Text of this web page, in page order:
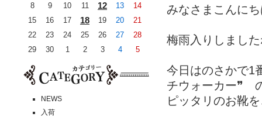
みなさまこんに
梅雨入りしまし
今日はのさかで1
チウォーカー❞
ピッタリのお靴
8
9 10 11 12 13
14
15
16 17 18 19 20
21
22
23 24 25 26 27
28
29
30 1 2 3 4 5
NEWS
入荷